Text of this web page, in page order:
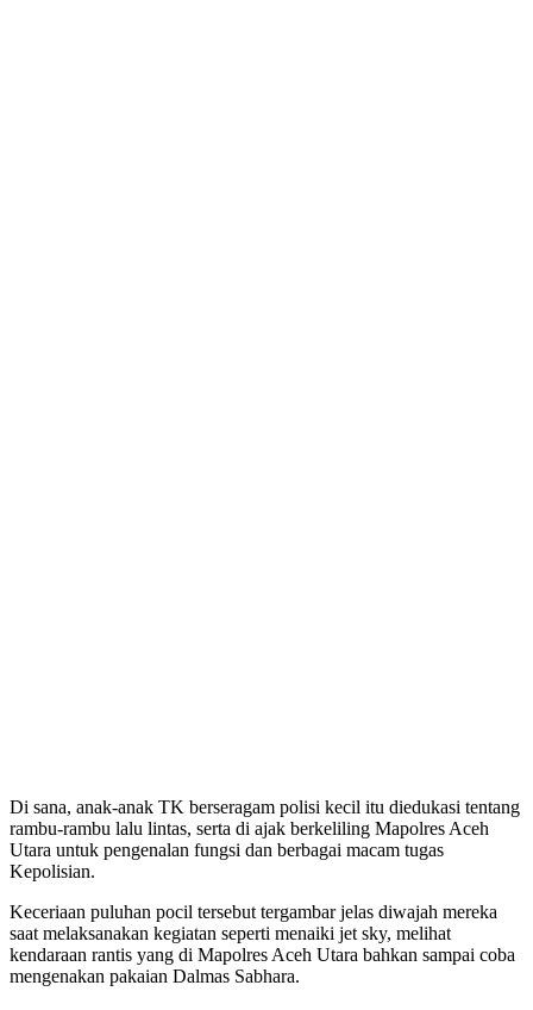
Di sana, anak-anak TK berseragam polisi kecil itu diedukasi tentang
rambu-rambu lalu lintas, serta di ajak berkeliling Mapolres Aceh
Utara untuk pengenalan fungsi dan berbagai macam tugas
Kepolisian.
Keceriaan puluhan pocil tersebut tergambar jelas diwajah mereka
saat melaksanakan kegiatan seperti menaiki jet sky, melihat
kendaraan rantis yang di Mapolres Aceh Utara bahkan sampai coba
mengenakan pakaian Dalmas Sabhara.